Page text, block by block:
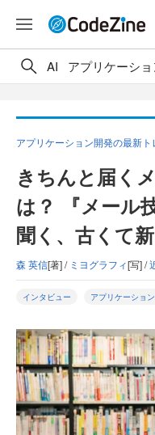
AI アプリケーシ
アプリケーション開発の最新ト
きちんと届く
は？ 『メール
聞く、古くて
森 英信[著] / ミヨグラフィ[写] /
インタビュー アプリケーショ